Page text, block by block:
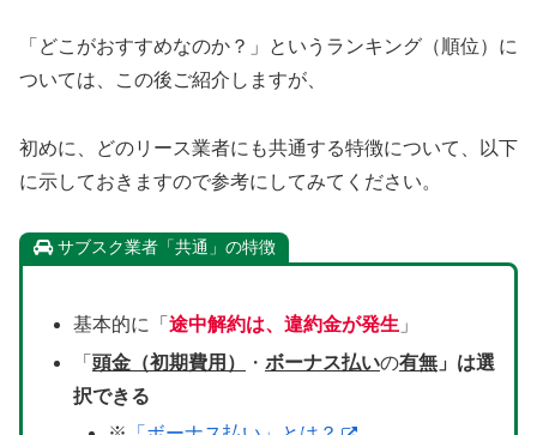
「どこがおすすめなのか？」というランキング（順位）に
ついては、この後ご紹介しますが、
初めに、どのリース業者にも共通する特徴について、以下
に示しておきますので参考にしてみてください。
サブスク業者「共通」の特徴
基本的に「 途中解約は、違約金が発生」
「 頭金（初期費用） ・ ボーナス払いの有無」は選
択できる